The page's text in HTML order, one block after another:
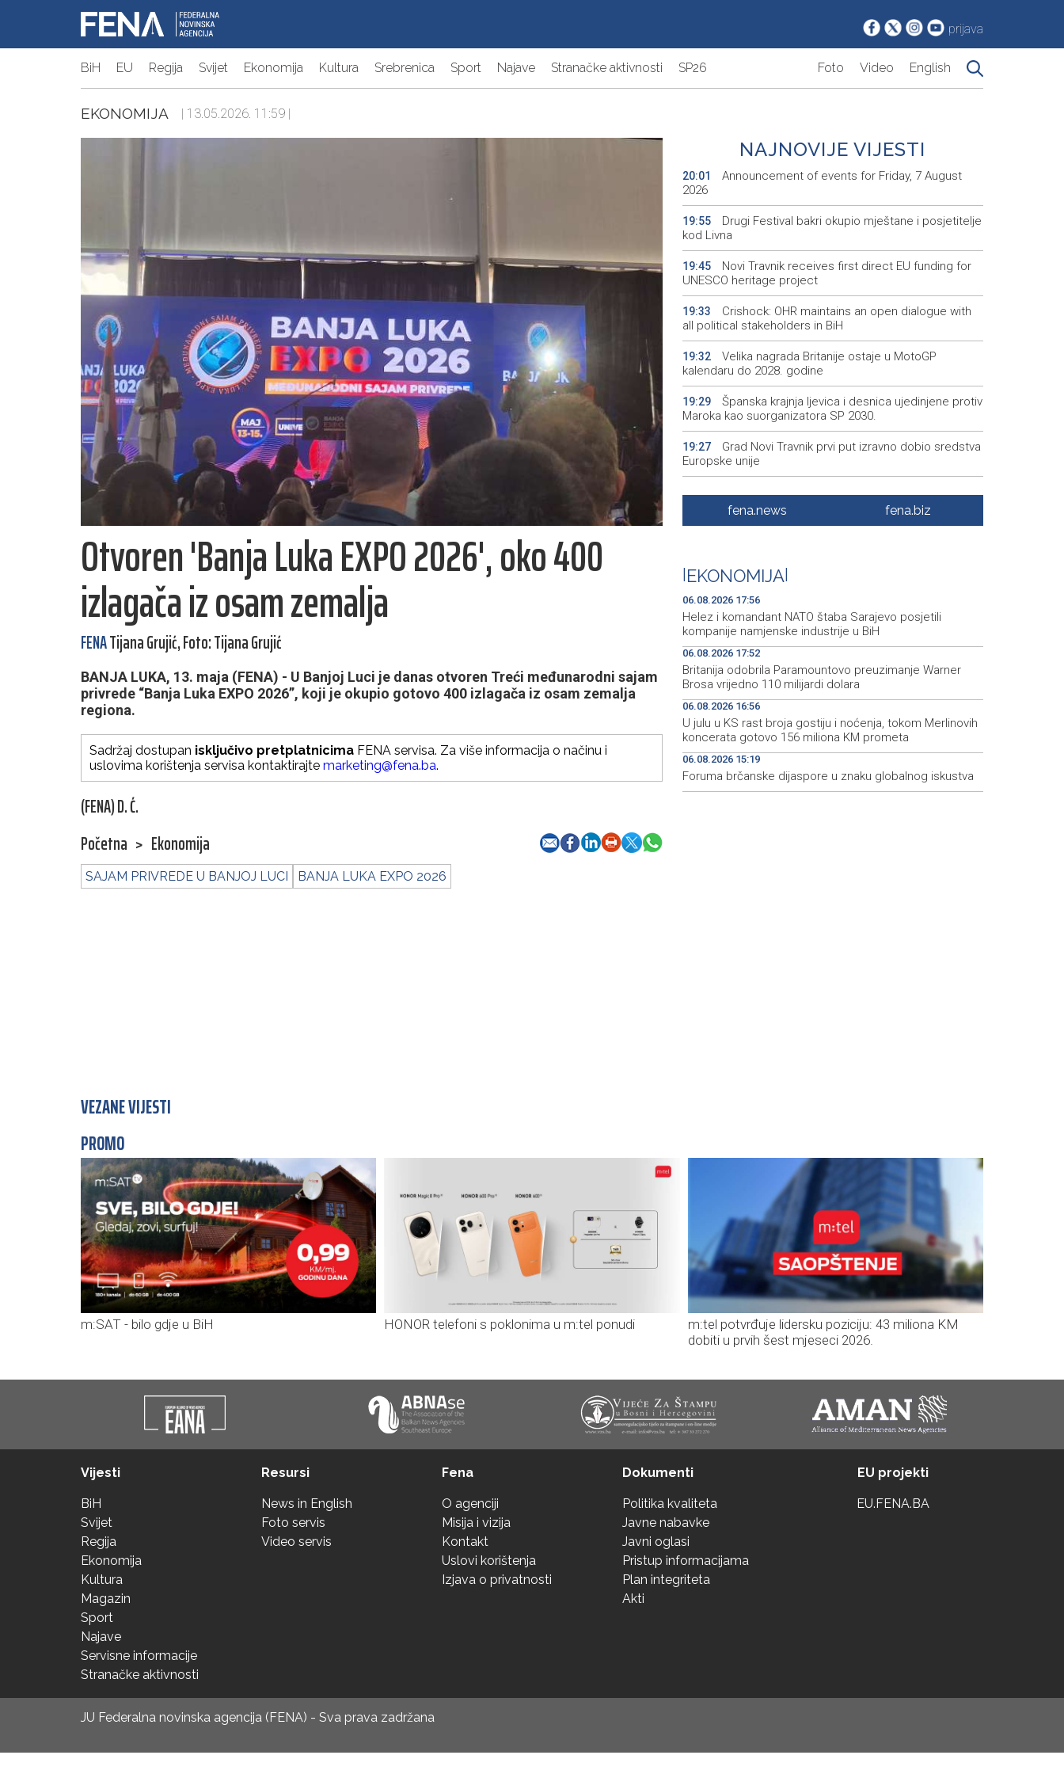
prijava
BiH EU Regija Svijet Ekonomija Kultura Srebrenica Sport Najave Stranačke aktivnosti SP26 Foto Video English
EKONOMIJA | 13.05.2026. 11:59 |
Otvoren 'Banja Luka EXPO 2026', oko 400
izlagača iz osam zemalja
FENATijana Grujić, Foto: Tijana Grujić
BANJA LUKA, 13. maja (FENA) - U Banjoj Luci je danas otvoren Treći međunarodni sajam
privrede “Banja Luka EXPO 2026”, koji je okupio gotovo 400 izlagača iz osam zemalja
regiona.
Sadržaj dostupan isključivo pretplatnicima FENA servisa. Za više informacija o načinu i
uslovima korištenja servisa kontaktirajte marketing@fena.ba.
(FENA) D. Ć.
Početna > Ekonomija
SAJAM PRIVREDE U BANJOJ LUCI BANJA LUKA EXPO 2026
NAJNOVIJE VIJESTI
20:01
Announcement of events for Friday, 7 August
2026
19:55
Drugi Festival bakri okupio mještane i posjetitelje
kod Livna
19:45
Novi Travnik receives first direct EU funding for
UNESCO heritage project
19:33
Crishock: OHR maintains an open dialogue with
all political stakeholders in BiH
19:32
Velika nagrada Britanije ostaje u MotoGP
kalendaru do 2028. godine
19:29
Španska krajnja ljevica i desnica ujedinjene protiv
Maroka kao suorganizatora SP 2030.
19:27
Grad Novi Travnik prvi put izravno dobio sredstva
Europske unije
Soreca says SEPA application marks important
milestone on BiH's EU path
19:01
Učenici u Danskoj usmeno će braniti radove radi
sprečavanja zloupotrebe AI-ja
fena.news fena.biz
EKONOMIJA
06.08.2026 17:56
Helez i komandant NATO štaba Sarajevo posjetili
kompanije namjenske industrije u BiH
06.08.2026 17:52
Britanija odobrila Paramountovo preuzimanje Warner
Brosa vrijedno 110 milijardi dolara
06.08.2026 16:56
U julu u KS rast broja gostiju i noćenja, tokom Merlinovih
koncerata gotovo 156 miliona KM prometa
06.08.2026 15:19
Foruma brčanske dijaspore u znaku globalnog iskustva
VEZANE VIJESTI
PROMO
m:SAT - bilo gdje u BiH HONOR telefoni s poklonima u m:tel ponudi
m:tel potvrđuje lidersku poziciju: 43 miliona KM
dobiti u prvih šest mjeseci 2026.
Vijesti
BiH
Svijet
Regija
Ekonomija
Kultura
Magazin
Sport
Najave
Servisne informacije
Stranačke aktivnosti
Resursi
News in English
Foto servis
Video servis
Fena
O agenciji
Misija i vizija
Kontakt
Uslovi korištenja
Izjava o privatnosti
Dokumenti
Politika kvaliteta
Javne nabavke
Javni oglasi
Pristup informacijama
Plan integriteta
Akti
EU projekti
EU.FENA.BA
JU Federalna novinska agencija (FENA) - Sva prava zadržana